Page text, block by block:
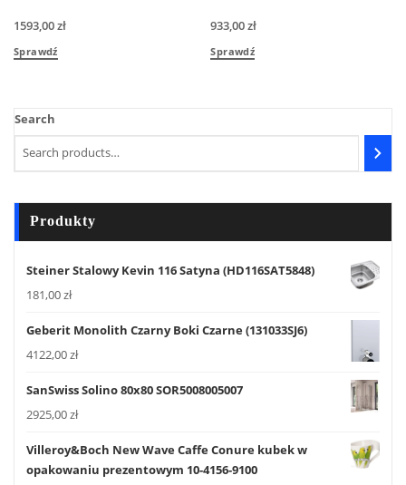
1593,00zł
Sprawdź
933,00zł
Sprawdź
Search
Produkty
Steiner Stalowy Kevin 116 Satyna (HD116SAT5848)
181,00zł
Geberit Monolith Czarny Boki Czarne (131033SJ6)
4122,00zł
SanSwiss Solino 80x80 SOR5008005007
2925,00zł
Villeroy&Boch New Wave Caffe Conure kubek w
opakowaniu prezentowym 10-4156-9100